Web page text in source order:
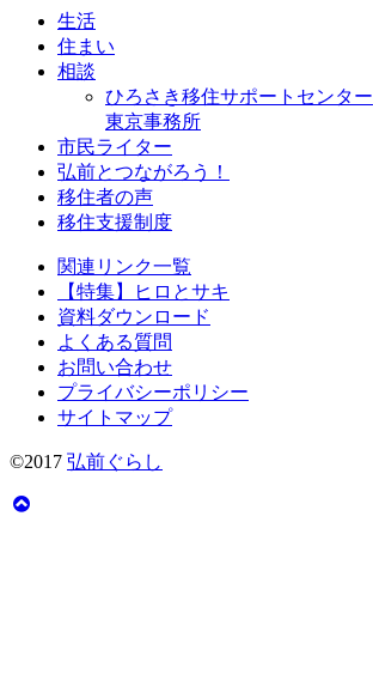
生活
住まい
相談
ひろさき移住サポートセンター
東京事務所
市民ライター
弘前とつながろう！
移住者の声
移住支援制度
関連リンク一覧
【特集】ヒロとサキ
資料ダウンロード
よくある質問
お問い合わせ
プライバシーポリシー
サイトマップ
©2017 弘前ぐらし